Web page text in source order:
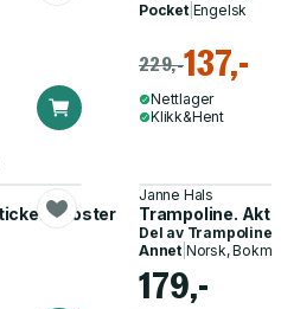
Pocket| Engelsk
229,-137,-
Nettlager
Klikk&Hent
Booster
Janne Hals
Trampoline.
Del av Trampoline
Annet| Norsk,
179,-